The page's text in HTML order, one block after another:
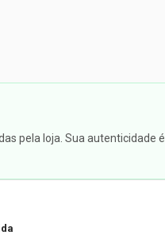
pela loja. Sua autenticidade é